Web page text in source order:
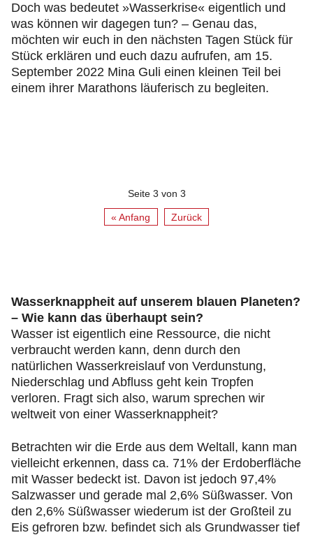
Doch was bedeutet »Wasserkrise« eigentlich und
was können wir dagegen tun? – Genau das,
möchten wir euch in den nächsten Tagen Stück für
Stück erklären und euch dazu aufrufen, am 15.
September 2022 Mina Guli einen kleinen Teil bei
einem ihrer Marathons läuferisch zu begleiten.
Seite 3 von 3
« Anfang Zurück
Wasserknappheit auf unserem blauen Planeten?
– Wie kann das überhaupt sein?
Wasser ist eigentlich eine Ressource, die nicht
verbraucht werden kann, denn durch den
natürlichen Wasserkreislauf von Verdunstung,
Niederschlag und Abfluss geht kein Tropfen
verloren. Fragt sich also, warum sprechen wir
weltweit von einer Wasserknappheit?
Betrachten wir die Erde aus dem Weltall, kann man
vielleicht erkennen, dass ca. 71% der Erdoberfläche
mit Wasser bedeckt ist. Davon ist jedoch 97,4%
Salzwasser und gerade mal 2,6% Süßwasser. Von
den 2,6% Süßwasser wiederum ist der Großteil zu
Eis gefroren bzw. befindet sich als Grundwasser tief